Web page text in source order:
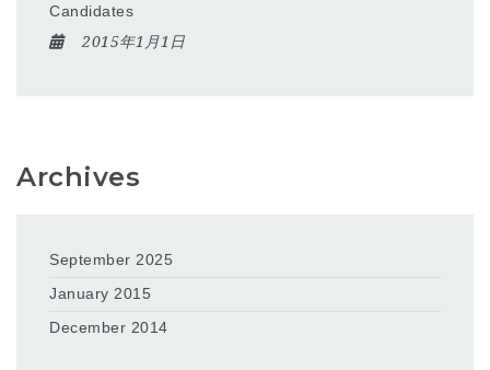
Candidates
2015年1月1日
Archives
September 2025
January 2015
December 2014